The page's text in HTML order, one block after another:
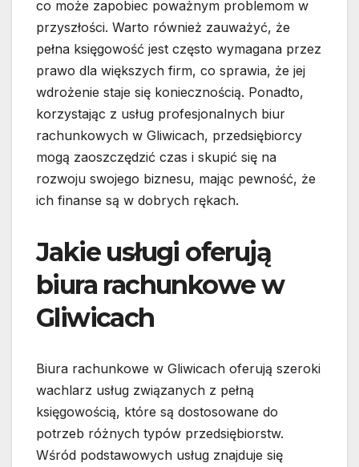
co może zapobiec poważnym problemom w
przyszłości. Warto również zauważyć, że
pełna księgowość jest często wymagana przez
prawo dla większych firm, co sprawia, że jej
wdrożenie staje się koniecznością. Ponadto,
korzystając z usług profesjonalnych biur
rachunkowych w Gliwicach, przedsiębiorcy
mogą zaoszczędzić czas i skupić się na
rozwoju swojego biznesu, mając pewność, że
ich finanse są w dobrych rękach.
Jakie usługi oferują
biura rachunkowe w
Gliwicach
Biura rachunkowe w Gliwicach oferują szeroki
wachlarz usług związanych z pełną
księgowością, które są dostosowane do
potrzeb różnych typów przedsiębiorstw.
Wśród podstawowych usług znajduje się